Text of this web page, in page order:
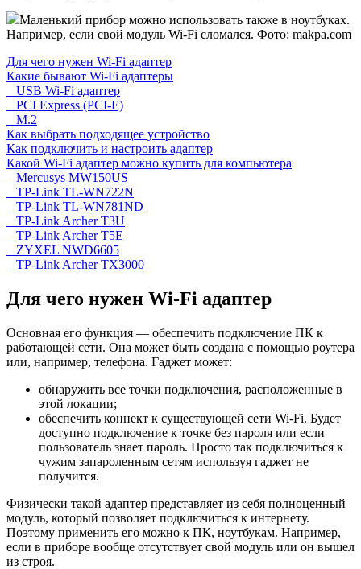
Маленький прибор можно использовать также в ноутбуках.
Например, если свой модуль Wi-Fi сломался. Фото: makpa.com
Для чего нужен Wi-Fi адаптер
Какие бывают Wi-Fi адаптеры
USB Wi-Fi адаптер
PCI Express (PCI-E)
M.2
Как выбрать подходящее устройство
Как подключить и настроить адаптер
Какой Wi-Fi адаптер можно купить для компьютера
Mercusys MW150US
TP-Link TL-WN722N
TP-Link TL-WN781ND
TP-Link Archer T3U
TP-Link Archer T5E
ZYXEL NWD6605
TP-Link Archer TX3000
Для чего нужен Wi-Fi адаптер
Основная его функция — обеспечить подключение ПК к
работающей сети. Она может быть создана с помощью роутера
или, например, телефона. Гаджет может:
обнаружить все точки подключения, расположенные в
этой локации;
обеспечить коннект к существующей сети Wi-Fi. Будет
доступно подключение к точке без пароля или если
пользователь знает пароль. Просто так подключиться к
чужим запароленным сетям используя гаджет не
получится.
Физически такой адаптер представляет из себя полноценный
модуль, который позволяет подключиться к интернету.
Поэтому применить его можно к ПК, ноутбукам. Например,
если в приборе вообще отсутствует свой модуль или он вышел
из строя.